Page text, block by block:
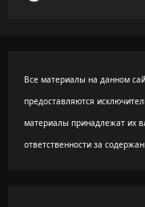
Все материалы на данном
предоставляются
материалы принадлежат их
ответственности за